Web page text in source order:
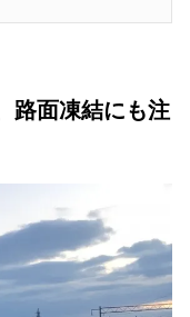
路面凍結にも注